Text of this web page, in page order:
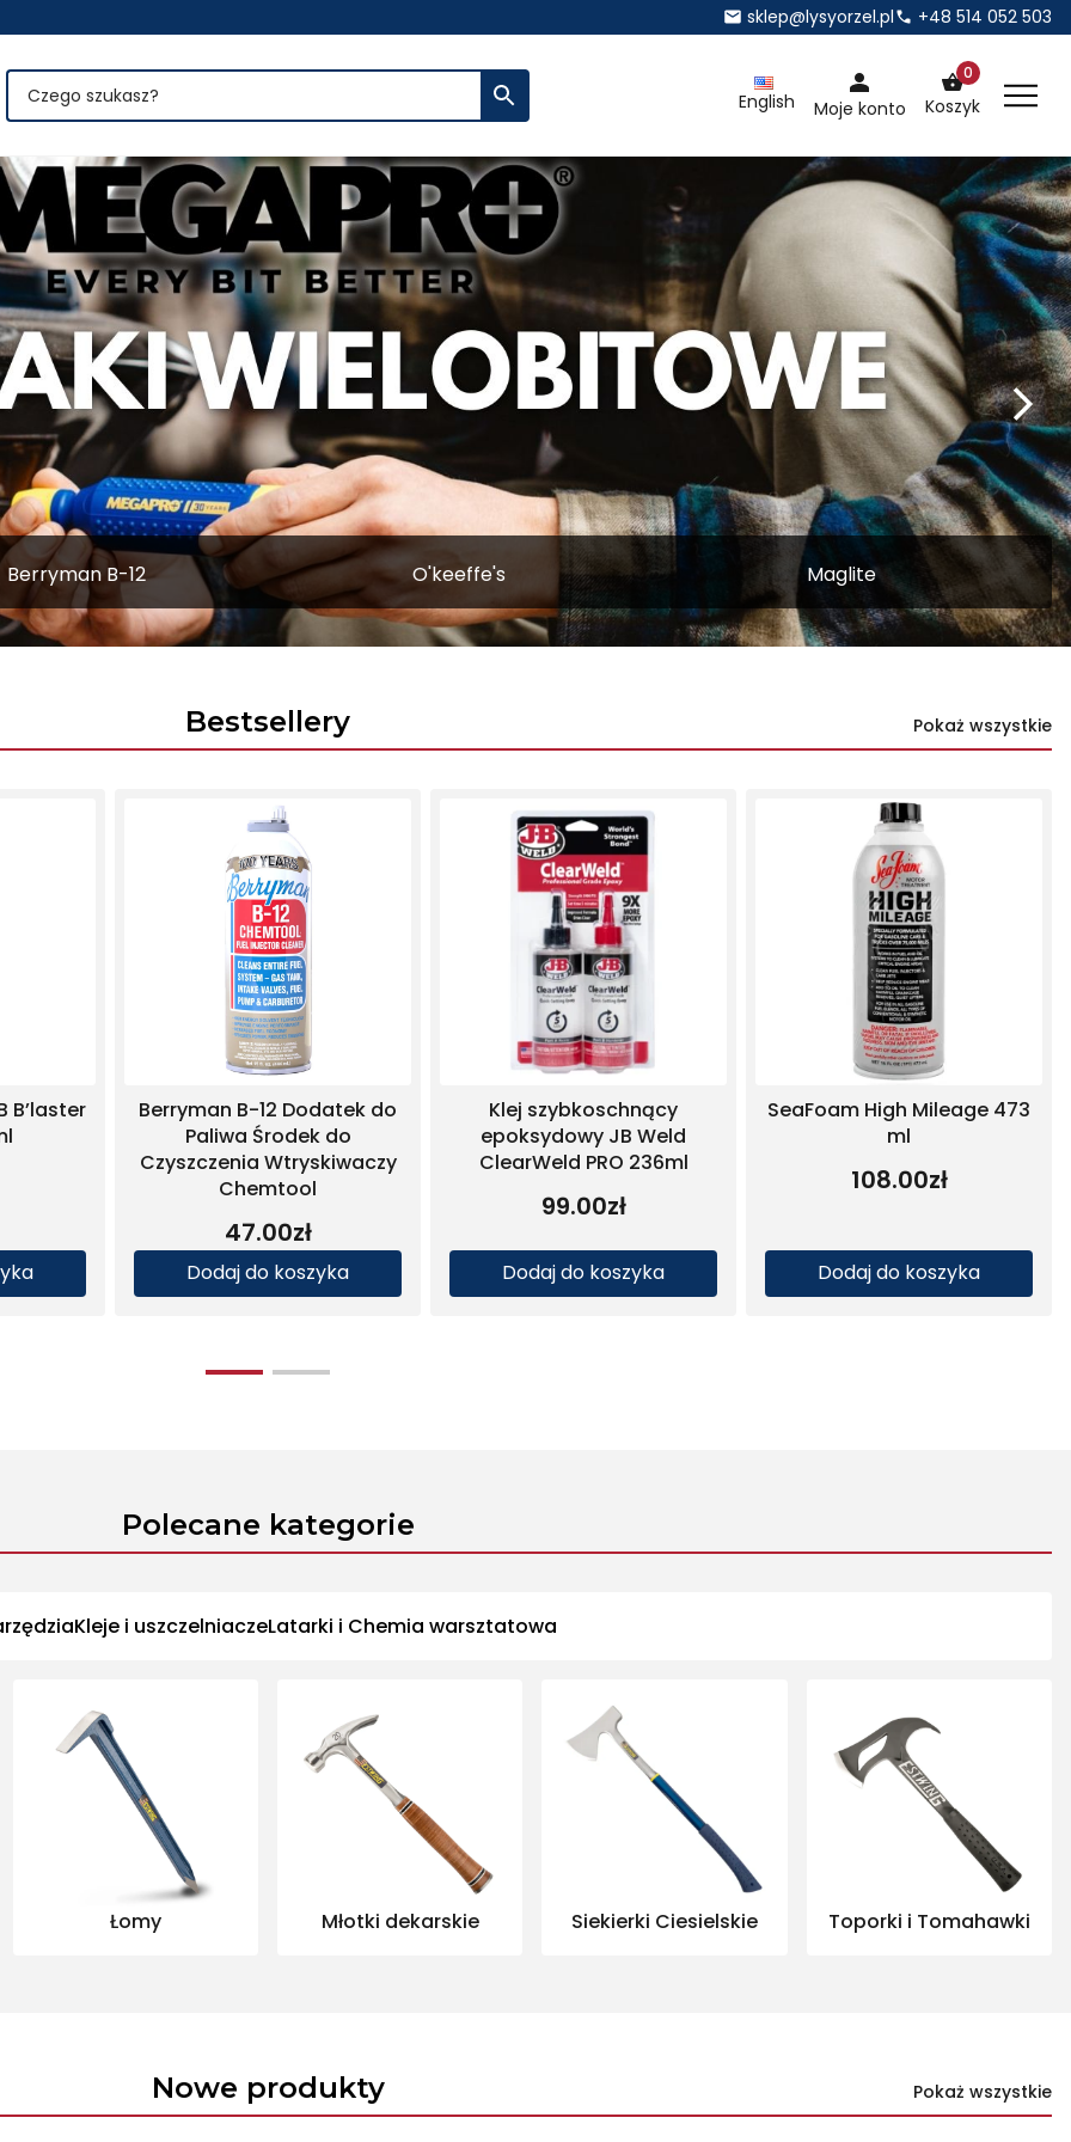
sklep@lysyorzel.pl +48 514 052 503
English Moje konto Koszyk
0
i narzędzia dla profesjonalistów
Berryman B-12 O'keeffe's Maglite
Bestsellery Pokaż wszystkie
JB
HighHeat 57g
do koszyka
Szpachlówka naprawcza JB
Weld SteelStik 57g
54.00
Dodaj do koszyka
Klej szybkoschnący
epoksydowy JB Weld
KwikWeld 2 x 28,4 g
Dodaj do koszyka
Klej epoksydowy
Dodaj do
Polecane kategorie
Kleje i uszczelniaczeLatarki i Chemia warsztatowa
Łomy Młotki dekarskie Siekierki Ciesielskie Toporki i Tomahawki
Nowe produkty Pokaż wszystkie